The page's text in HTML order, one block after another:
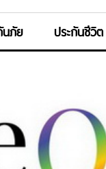
นภัย ประกันชีวิต